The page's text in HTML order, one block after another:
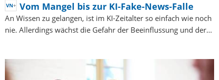
Vom Mangel bis zur KI-Fake-News-Falle
An Wissen zu gelangen, ist im KI-Zeitalter so einfach wie noch
nie. Allerdings wächst die Gefahr der Beeinflussung und der…